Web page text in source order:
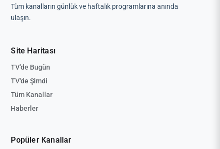
Tüm kanalların günlük ve haftalık programlarına anında
ulaşın.
Site Haritası
TV'de Bugün
TV'de Şimdi
Tüm Kanallar
Haberler
Popüler Kanallar